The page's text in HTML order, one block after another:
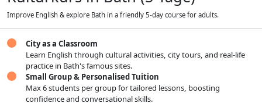
Improve English & explore Bath in a friendly 5-day course for adults.
City as a Classroom
Learn English through cultural activities, city tours, and real-life
practice in Bath's famous sites.
Small Group & Personalised Tuition
Max 6 students per group for tailored lessons, boosting
confidence and conversational skills.